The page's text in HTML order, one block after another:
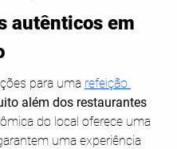
autênticos em
para uma refeição
além dos restaurantes
do local oferece uma
uma experiência